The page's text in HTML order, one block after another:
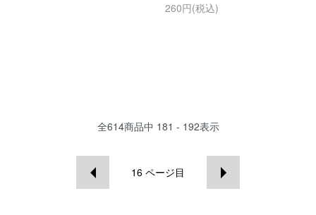
260円(税込)
全614商品中 181 - 192表示
16 ページ目